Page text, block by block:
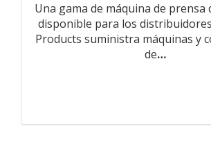
Una gama de máquina de prensa
disponible para los
Products suministra máquinas y
de…